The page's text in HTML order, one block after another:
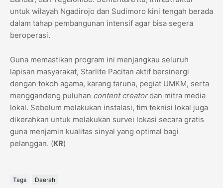
untuk wilayah Ngadirojo dan Sudimoro kini tengah berada
dalam tahap pembangunan intensif agar bisa segera
beroperasi.
​Guna memastikan program ini menjangkau seluruh
lapisan masyarakat, Starlite Pacitan aktif bersinergi
dengan tokoh agama, karang taruna, pegiat UMKM, serta
menggandeng puluhan content creatordan mitra media
lokal. Sebelum melakukan instalasi, tim teknisi lokal juga
dikerahkan untuk melakukan survei lokasi secara gratis
guna menjamin kualitas sinyal yang optimal bagi
pelanggan. (KR)
Tags Daerah